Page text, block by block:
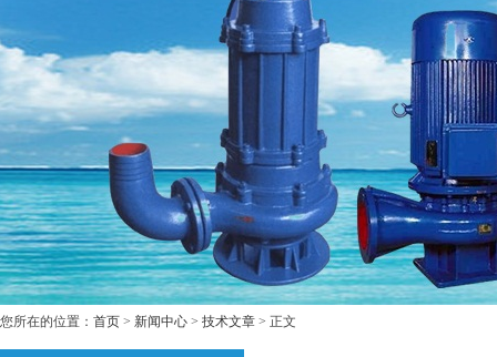
您所在的位置： 首页 > 新闻中心 > 技术文章 > 正文